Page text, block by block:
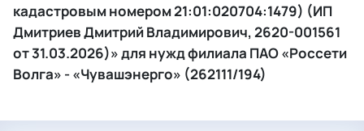
кадастровым номером 21:01:020704:1479) (ИП
Дмитриев Дмитрий Владимирович, 2620-001561
от 31.03.2026)» для нужд филиала ПАО «Россети
Волга» - «Чувашэнерго» (262111/194)